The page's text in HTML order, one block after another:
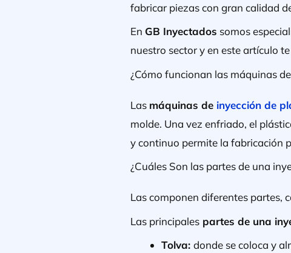
fabricar piezas con gran calidad
En GB Inyectados somos
nuestro sector y en este artículo
¿Cómo funcionan las máquinas
Las máquinas de inyección de
molde. Una vez enfriado, el
y continuo permite la fabricación
¿Cuáles Son las partes de una
Las componen diferentes partes,
Las principales partes de una
Tolva:donde se coloca y